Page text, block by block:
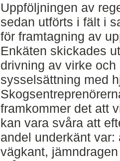
Uppföljningen av
sedan utförts i fält i
för framtagning av
Enkäten skickades
drivning av virke
sysselsättning med
framkommer det att
kan vara svåra att
andel underkänt
vägkant,